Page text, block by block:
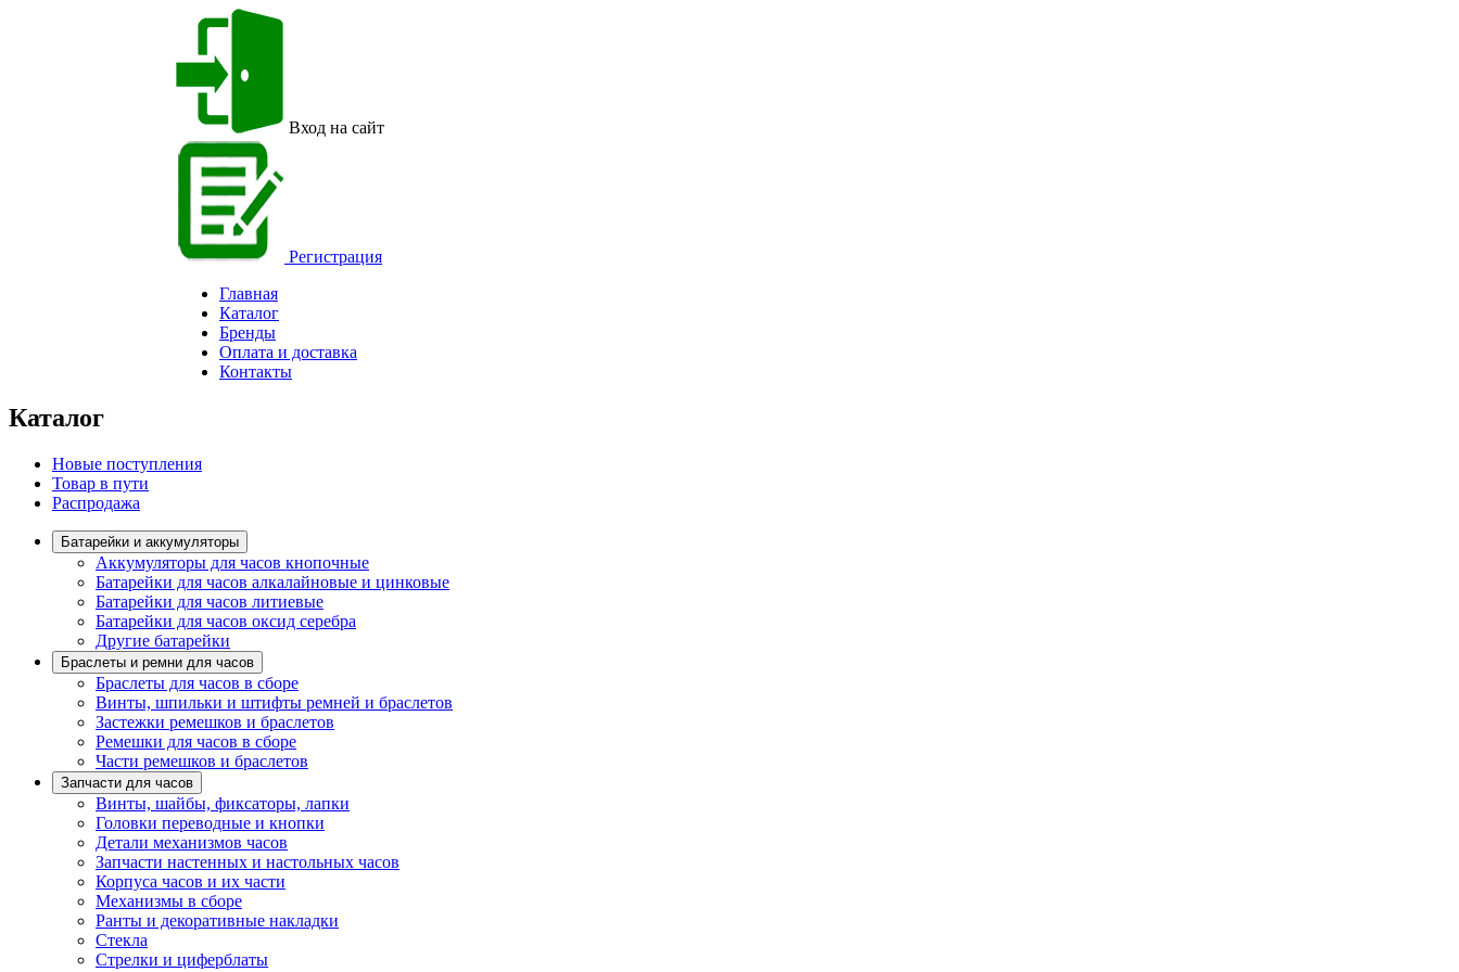
Вход на сайт
Регистрация
Главная
Каталог
Бренды
Оплата и доставка
Контакты
Каталог
Новые поступления
Товар в пути
Распродажа
Батарейки и аккумуляторы
Аккумуляторы для часов кнопочные
Батарейки для часов алкалайновые и цинковые
Батарейки для часов литиевые
Батарейки для часов оксид серебра
Другие батарейки
Браслеты и ремни для часов
Браслеты для часов в сборе
Винты, шпильки и штифты ремней и браслетов
Застежки ремешков и браслетов
Ремешки для часов в сборе
Части ремешков и браслетов
Запчасти для часов
Винты, шайбы, фиксаторы, лапки
Головки переводные и кнопки
Детали механизмов часов
Запчасти настенных и настольных часов
Корпуса часов и их части
Механизмы в сборе
Ранты и декоративные накладки
Стекла
Стрелки и циферблаты